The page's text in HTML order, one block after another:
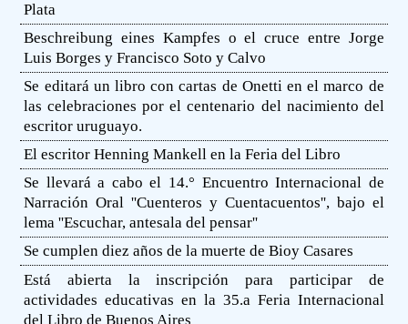
Plata
Beschreibung eines Kampfes o el cruce entre Jorge
Luis Borges y Francisco Soto y Calvo
Se editará un libro con cartas de Onetti en el marco de
las celebraciones por el centenario del nacimiento del
escritor uruguayo.
El escritor Henning Mankell en la Feria del Libro
Se llevará a cabo el 14.° Encuentro Internacional de
Narración Oral ''Cuenteros y Cuentacuentos'', bajo el
lema ''Escuchar, antesala del pensar''
Se cumplen diez años de la muerte de Bioy Casares
Está abierta la inscripción para participar de
actividades educativas en la 35.a Feria Internacional
del Libro de Buenos Aires